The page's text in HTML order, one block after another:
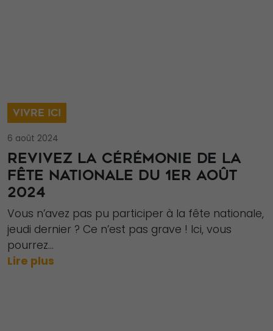
VIVRE ICI
6 août 2024
REVIVEZ LA CÉRÉMONIE DE LA
FÊTE NATIONALE DU 1ER AOÛT
2024
Vous n’avez pas pu participer à la fête nationale,
jeudi dernier ? Ce n’est pas grave ! Ici, vous
pourrez...
Lire plus